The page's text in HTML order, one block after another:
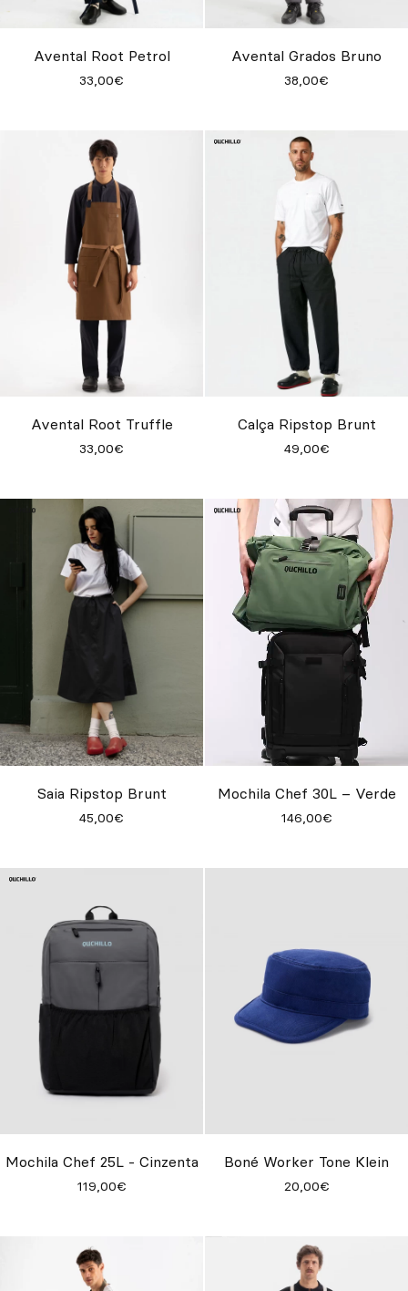
Inspire-se
ES DE
Avental Root Petrol
33,00€
Avental Grados Bruno
38,00€
Avental Root Truffle
33,00€
Calça Ripstop Brunt
49,00€
Saia Ripstop Brunt
45,00€
Mochila Chef 30L – Verde
146,00€
Mochila Chef 25L - Cinzenta
119,00€
Boné Worker Tone Klein
20,00€